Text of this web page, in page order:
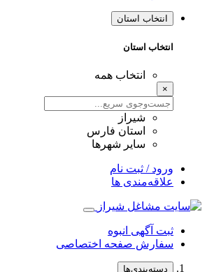
انتخاب استان
انتخاب استان
انتخاب همه
×
شیراز
استان فارس
سایر شهرها
ورود / ثبت نام
علاقه‌مندی ها
ثبت آگهی انبوه
سفارش صفحه اختصاصی
دسته‌بندی‌ها